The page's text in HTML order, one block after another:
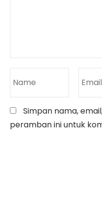
Simpan nama,
peramban ini untuk